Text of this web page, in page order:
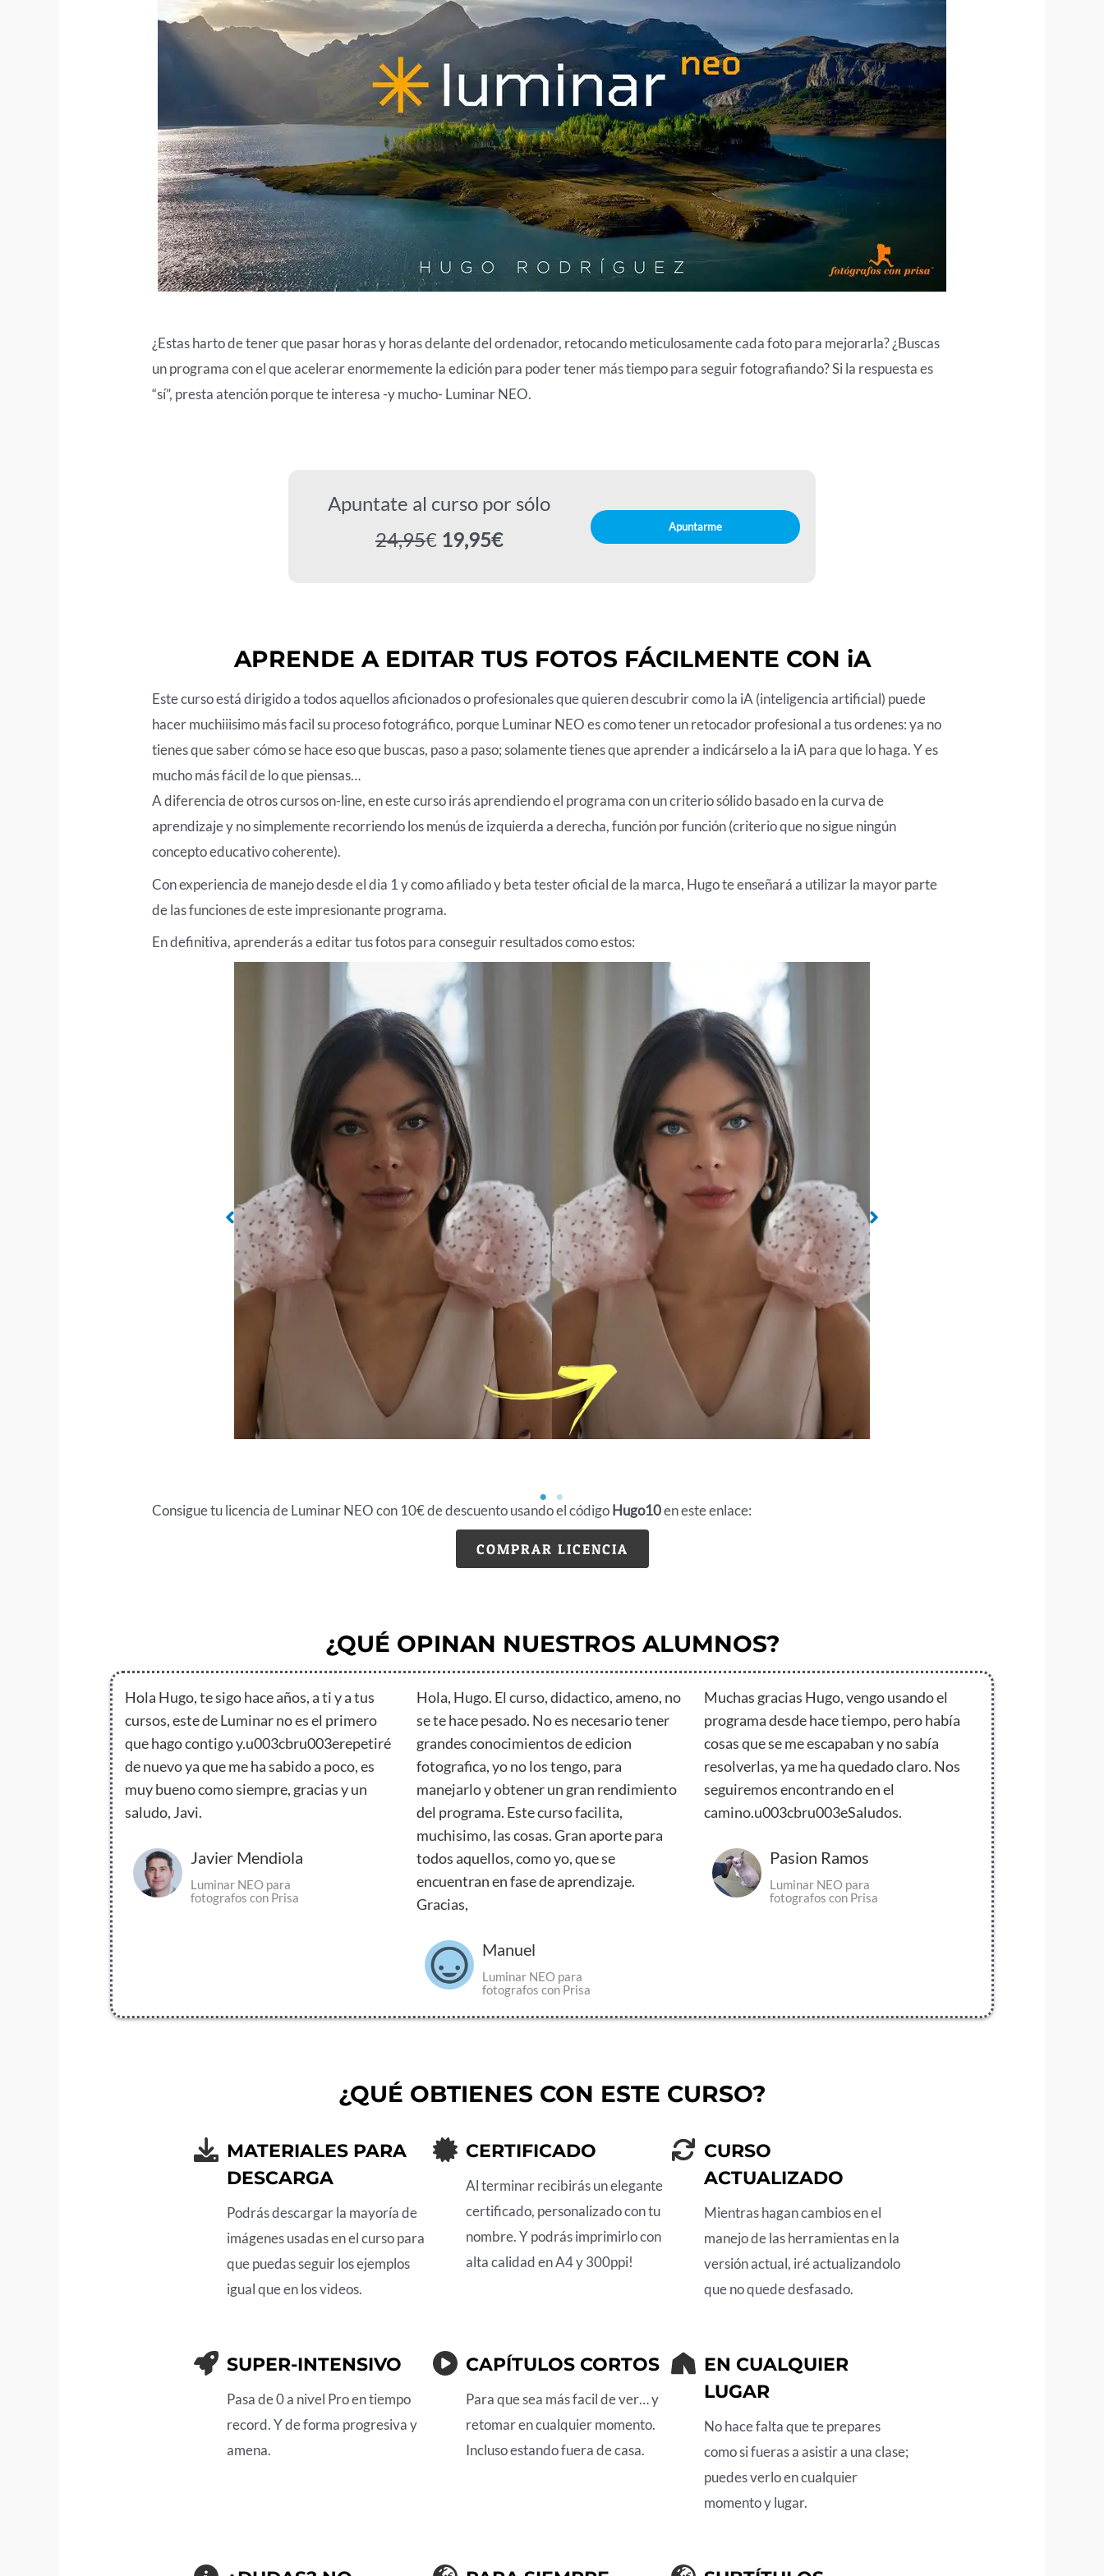
¿Estas harto de tener que pasar horas y horas delante del ordenador, retocando meticulosamente cada foto para mejorarla? ¿Buscas
un programa con el que acelerar enormemente la edición para poder tener más tiempo para seguir fotografiando? Si la respuesta es
“sí”, presta atención porque te interesa -y mucho- Luminar NEO.
Apuntate al curso por sólo
24,95€ 19,95€
Apuntarme
APRENDE A EDITAR TUS FOTOS FÁCILMENTE CON iA
Este curso está dirigido a todos aquellos aficionados o profesionales que quieren descubrir como la iA (inteligencia artificial) puede
hacer muchiiisimo más facil su proceso fotográfico, porque Luminar NEO es como tener un retocador profesional a tus ordenes: ya no
tienes que saber cómo se hace eso que buscas, paso a paso; solamente tienes que aprender a indicárselo a la iA para que lo haga. Y es
mucho más fácil de lo que piensas…
A diferencia de otros cursos on-line, en este curso irás aprendiendo el programa con un criterio sólido basado en la curva de
aprendizaje y no simplemente recorriendo los menús de izquierda a derecha, función por función (criterio que no sigue ningún
concepto educativo coherente).
Con experiencia de manejo desde el dia 1 y como afiliado y beta tester oficial de la marca, Hugo te enseñará a utilizar la mayor parte
de las funciones de este impresionante programa.
En definitiva, aprenderás a editar tus fotos para conseguir resultados como estos:
Consigue tu licencia de Luminar NEO con 10€ de descuento usando el códigoHugo10en este enlace:
COMPRAR LICENCIA
¿QUÉ OPINAN NUESTROS ALUMNOS?
Hola Hugo, te sigo hace años, a ti y a tus
cursos, este de Luminar no es el primero
que hago contigo y.u003cbru003erepetiré
de nuevo ya que me ha sabido a poco, es
muy bueno como siempre, gracias y un
saludo, Javi.
Javier Mendiola
Luminar NEO para
fotografos con Prisa
Hola, Hugo. El curso, didactico, ameno, no
se te hace pesado. No es necesario tener
grandes conocimientos de edicion
fotografica, yo no los tengo, para
manejarlo y obtener un gran rendimiento
del programa. Este curso facilita,
muchisimo, las cosas. Gran aporte para
todos aquellos, como yo, que se
encuentran en fase de aprendizaje.
Gracias,
Manuel
Luminar NEO para
fotografos con Prisa
Muchas gracias Hugo, vengo usando el
programa desde hace tiempo, pero había
cosas que se me escapaban y no sabía
resolverlas, ya me ha quedado claro. Nos
seguiremos encontrando en el
camino.u003cbru003eSaludos.
Pasion Ramos
Luminar NEO para
fotografos con Prisa
¿QUÉ OBTIENES CON ESTE CURSO?
MATERIALES PARA
DESCARGA
Podrás descargar la mayoría de
imágenes usadas en el curso para
que puedas seguir los ejemplos
igual que en los videos.
CERTIFICADO
Al terminar recibirás un elegante
certificado, personalizado con tu
nombre. Y podrás imprimirlo con
alta calidad en A4 y 300ppi!
CURSO
ACTUALIZADO
Mientras hagan cambios en el
manejo de las herramientas en la
versión actual, iré actualizandolo
que no quede desfasado.
SUPER-INTENSIVO
Pasa de 0 a nivel Pro en tiempo
record. Y de forma progresiva y
amena.
CAPÍTULOS CORTOS
Para que sea más facil de ver… y
retomar en cualquier momento.
Incluso estando fuera de casa.
EN CUALQUIER
LUGAR
No hace falta que te prepares
como si fueras a asistir a una clase;
puedes verlo en cualquier
momento y lugar.